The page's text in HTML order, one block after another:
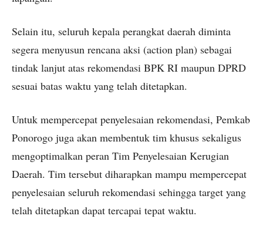
Selain itu, seluruh kepala perangkat daerah diminta
segera menyusun rencana aksi (action plan) sebagai
tindak lanjut atas rekomendasi BPK RI maupun DPRD
sesuai batas waktu yang telah ditetapkan.
Untuk mempercepat penyelesaian rekomendasi, Pemkab
Ponorogo juga akan membentuk tim khusus sekaligus
mengoptimalkan peran Tim Penyelesaian Kerugian
Daerah. Tim tersebut diharapkan mampu mempercepat
penyelesaian seluruh rekomendasi sehingga target yang
telah ditetapkan dapat tercapai tepat waktu.